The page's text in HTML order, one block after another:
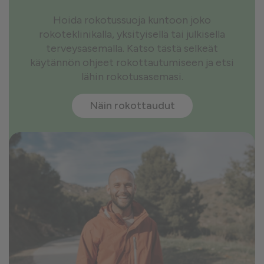
Hoida rokotussuoja kuntoon joko
rokoteklinikalla, yksityisellä tai julkisella
terveysasemalla. Katso tästä selkeät
käytännön ohjeet rokottautumiseen ja etsi
lähin rokotusasemasi.
Näin rokottaudut